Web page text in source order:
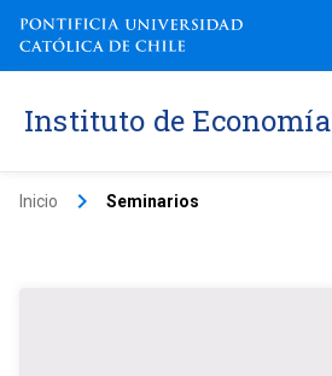
Instituto de Economía
Inicio keyboard_arrow_right Seminarios